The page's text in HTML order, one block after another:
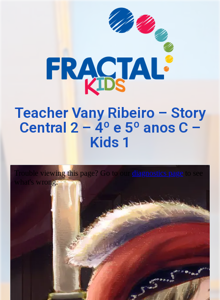
Teacher Vany Ribeiro – Story
Central 2 – 4º e 5º anos C –
Kids 1